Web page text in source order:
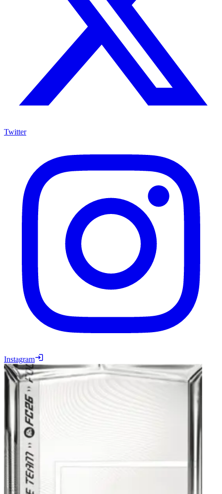
Twitter
Instagram